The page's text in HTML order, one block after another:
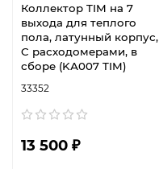
Коллектор TIM на 7
выхода для теплого
пола, латунный корпус,
C расходомерами, в
сборе (KА007 TIM)
33352
13 500 ₽